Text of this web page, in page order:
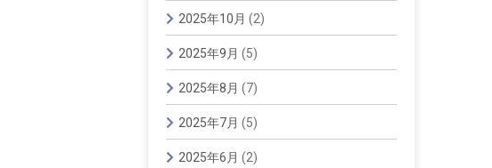
2025年10月 (2)
2025年9月 (5)
2025年8月 (7)
2025年7月 (5)
2025年6月 (2)